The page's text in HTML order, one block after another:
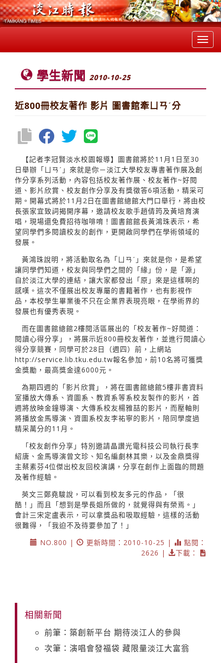
學生新聞 2010-10-25
近800冊校友著作 影片 圖書館牽ㄩㄢˊ分
【記者李冠賢淡水校園報導】圖書館將於11月1日至30
日舉辦「ㄩㄢˊ」來就是你－淡江大學校友專書著作展及創
作分享系列活動，內容包括校友著作展、校友著作~好閱
道、影片欣賞、校友創作分享及有獎徵答6項活動，精采可
期。開幕式將於11月2日在圖書館總館大門口舉行，將由校
長張家宜致詞揭開序幕，邀請校友歌手趙倩筠及黃培育演
唱，現場還免費招待咖啡唷！圖書館館長黃鴻珠表示，希
望同學們多閱讀校友的創作，更開啟同學們在學術領域的
發展。
黃鴻珠說明，將活動取名為「ㄩㄢˊ」來就是你，是希望
讓同學們知道，校友與同學們之間的「緣」份，是「源」
自於淡江大學的連結，讓大家都發出「原」來是這樣啊的
感嘆。這次不僅展出校友專屬的書籍著作，也有影視作
品，本校學生畢業後不只在企業界表現亮眼，在學術界的
發展也有優秀表現。
而在圖書館總館2樓閱活區展出的「校友著作~好閱道：
閱讀心得分享」，將展示近800冊校友著作，並進行閱讀心
得分享競賽，同學可於28日（週四）前，上網站
http://service.lib.tku.edu.tw報名參加，前10名將可獲獎
金獎勵，最高獎金達6000元。
為期四週的「影片欣賞」，將在圖書館總館5樓非書資料
室播放大傳系、資圖系、教資系等系校友製作的影片，首
週將放映金鐘導演、大傳系校友楊雅喆的影片，而壓軸則
將播放金馬導演、資圖系校友李祐寧的影片，陪同學度過
精采萬分的11月。
「校友創作分享」特別邀請晶讚光電科技公司執行長李
紹唐、金馬導演曾文珍、知名編劇林其樂，以及金鼎獎得
主蔡素芬4位傑出校友回校演講，分享在創作上面臨的問題
及著作經驗。
英文三鄭堯駿說，可以看到校友多元的作品，「很
酷！」而且「想到是學長姐所做的，就覺得與有榮焉。」
會計三宋定盧表示，可以拿獎品和吸取經驗，這樣的活動
很難得，「我迫不及待要參加了！」
NO.800 |
更新時間：2010-10-25 |
點閱：
2626 |
下載：
相關新聞
前筆：築創新平台 期待淡江人的參與
次筆：演唱會發福袋 藏限量淡江大富翁